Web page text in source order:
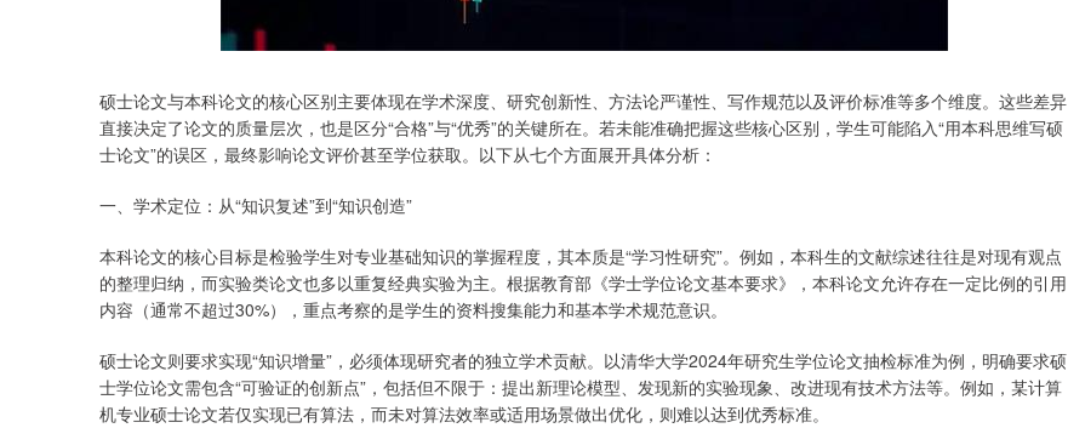
硕士论文与本科论文的核心区别主要体现在学术深度、研究创新性、方法论严谨性、写作规范以及评价标准等多个维度。这些差异
直接决定了论文的质量层次，也是区分“合格”与“优秀”的关键所在。若未能准确把握这些核心区别，学生可能陷入“用本科思维写硕
士论文”的误区，最终影响论文评价甚至学位获取。以下从七个方面展开具体分析：
一、学术定位：从“知识复述”到“知识创造”
本科论文的核心目标是检验学生对专业基础知识的掌握程度，其本质是“学习性研究”。例如，本科生的文献综述往往是对现有观点
的整理归纳，而实验类论文也多以重复经典实验为主。根据教育部《学士学位论文基本要求》，本科论文允许存在一定比例的引用
内容（通常不超过30%），重点考察的是学生的资料搜集能力和基本学术规范意识。
硕士论文则要求实现“知识增量”，必须体现研究者的独立学术贡献。以清华大学2024年研究生学位论文抽检标准为例，明确要求硕
士学位论文需包含“可验证的创新点”，包括但不限于：提出新理论模型、发现新的实验现象、改进现有技术方法等。例如，某计算
机专业硕士论文若仅实现已有算法，而未对算法效率或适用场景做出优化，则难以达到优秀标准。